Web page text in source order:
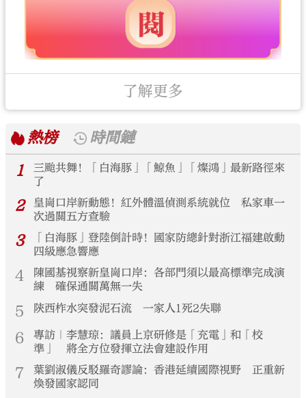
了解更多
熱榜
時間鏈
1
三颱共舞！「白海豚」「鯨魚」「燦鴻」最新路徑來
了
2
皇崗口岸新動態！紅外體溫偵測系統就位 私家車一
次過關五方查驗
3
「白海豚」登陸倒計時！國家防總針對浙江福建啟動
四級應急響應
4
陳國基視察新皇崗口岸：各部門須以最高標準完成演
練 確保通關萬無一失
5 陝西柞水突發泥石流 一家人1死2失聯
6
專訪｜李慧琼：議員上京研修是「充電」和「校
準」 將全方位發揮立法會建設作用
7
葉劉淑儀反駁羅奇謬論：香港延續國際視野 正重新
煥發國家認同